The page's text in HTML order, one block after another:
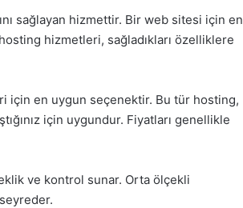
sağlayan hizmettir. Bir web sitesi için en
hizmetleri, sağladıkları özelliklere
için en uygun seçenektir. Bu tür hosting,
için uygundur. Fiyatları genellikle
ve kontrol sunar. Orta ölçekli